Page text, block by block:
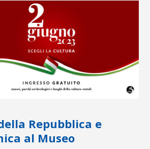
Repubblica e
al Museo